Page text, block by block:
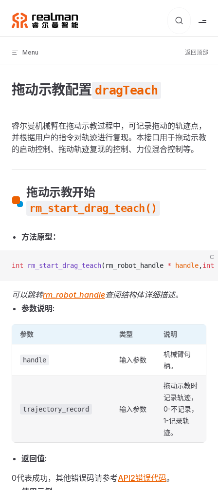
Skip to content
Menu 返回顶部
拖动示教配置 dragTeach
睿尔曼机械臂在拖动示教过程中，可记录拖动的轨迹点，
并根据用户的指令对轨迹进行复现。本接口用于拖动示教
的启动控制、拖动轨迹复现的控制、力位混合控制等。
拖动示教开始
rm_start_drag_teach()
方法原型：
C
int rm_start_drag_teach(rm_robot_handle * handle,int
可以跳转rm_robot_handle查阅结构体详细描述。
参数说明:
参数 类型 说明
handle 输入参数
机械臂句
柄。
trajectory_record 输入参数
拖动示教时
记录轨迹，
0-不记录，
1-记录轨
迹。
返回值:
0代表成功，其他错误码请参考API2错误代码。